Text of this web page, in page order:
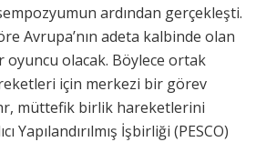
ardından gerçekleşti.
Avrupa’nın adeta kalbinde olan
oyuncu olacak. Böylece ortak
için merkezi bir görev
müttefik birlik hareketlerini
Yapılandırılmış İşbirliği (PESCO)